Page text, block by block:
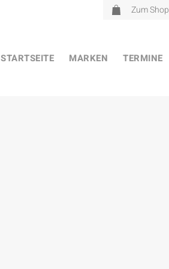
Zum Shop
STARTSEITE MARKEN TERMINE